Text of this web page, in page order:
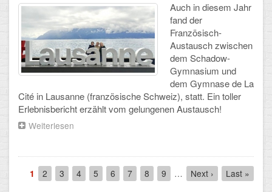
CLOUD
Lernraum Berlin
Nextcloud (Eigene Dateien und Tauschordner)
Auch in diesem Jahr
fand der
Französisch-
Austausch zwischen
dem Schadow-
Gymnasium und
dem Gymnase de La
Cité in Lausanne (französische Schweiz), statt. Ein toller
Erlebnisbericht erzählt vom gelungenen Austausch!
Weiterlesen
SchülerInnen-
Austausch
mit
Pagination
Aktuelle
Seite
1 Seite
2 Seite
3 Seite
4 Seite
5 Seite
6 Seite
7 Seite
8 Seite
9 …
Next
page
Next ›
Last
page
Last »